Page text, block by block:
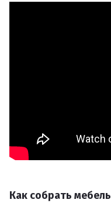
Как собрать